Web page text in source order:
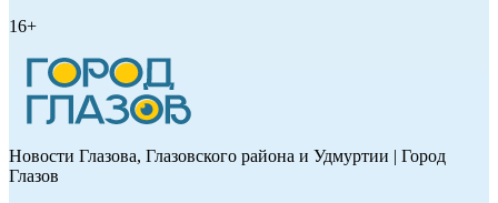
16+
Новости Глазова, Глазовского района и Удмуртии | Город
Глазов